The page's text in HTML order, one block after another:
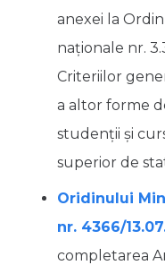
anexei la
naţionale nr.
Criteriilor
a altor forme
studenţii şi
superior de
Oridinului
nr. 4366/
completarea